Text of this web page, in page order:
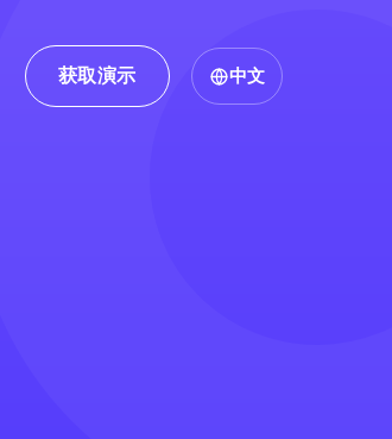
获取演示 中文